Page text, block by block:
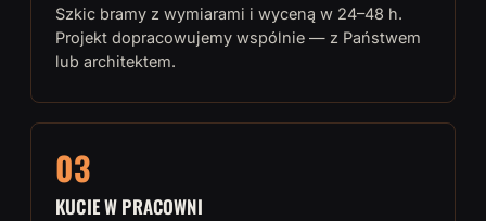
Szkic bramy z wymiarami i wyceną w 24–48 h.
Projekt dopracowujemy wspólnie — z Państwem
lub architektem.
03
KUCIE W PRACOWNI